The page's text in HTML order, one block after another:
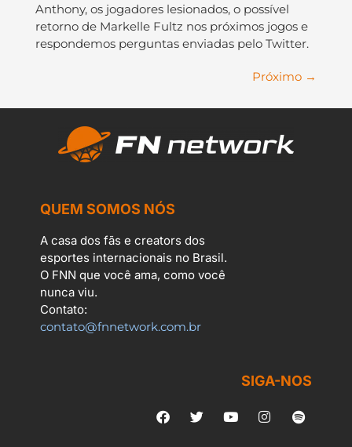
Anthony, os jogadores lesionados, o possível
retorno de Markelle Fultz nos próximos jogos e
respondemos perguntas enviadas pelo Twitter.
Próximo →
QUEM SOMOS NÓS
A casa dos fãs e creators dos
esportes internacionais no Brasil.
O FNN que você ama, como você
nunca viu.
Contato:
contato@fnnetwork.com.br
SIGA-NOS